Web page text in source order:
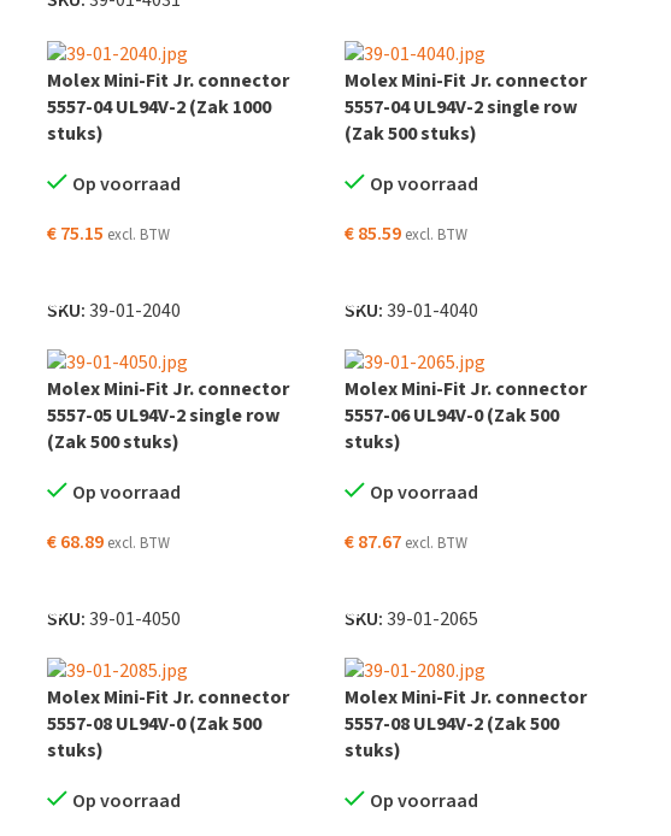
Molex Mini-Fit Jr. connector
5557-04 UL94V-2 (Zak 1000
stuks)
Op voorraad
€75.15 excl. BTW
SKU:39-01-2040
Molex Mini-Fit Jr. connector
5557-04 UL94V-2 single row
(Zak 500 stuks)
Op voorraad
€85.59 excl. BTW
SKU:39-01-4040
Molex Mini-Fit Jr. connector
5557-05 UL94V-2 single row
(Zak 500 stuks)
Op voorraad
€68.89 excl. BTW
SKU:39-01-4050
Molex Mini-Fit Jr. connector
5557-06 UL94V-0 (Zak 500
stuks)
Op voorraad
€87.67 excl. BTW
SKU:39-01-2065
Molex Mini-Fit Jr. connector
5557-08 UL94V-0 (Zak 500
stuks)
Op voorraad
Molex Mini-Fit Jr. connector
5557-08 UL94V-2 (Zak 500
stuks)
Op voorraad